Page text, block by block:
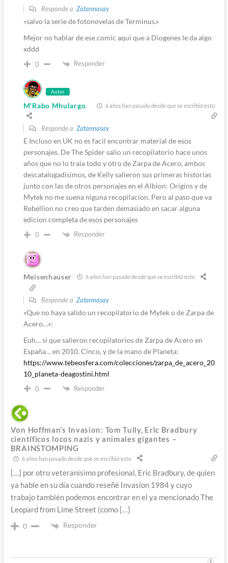
Responde a Zatannasay
«salvo la serie de fotonovelas de Terminus.»
Mejor no hablar de ese comic aqui que a Diogenes le da algo
xddd
0 Responder
Autor
M'Rabo Mhulargo 6 años han pasado desde que se escribió esto
Responde a Zatannasay
E Incluso en UK no es facil encontrar material de esos
personajes. De The Spider salio un recopilatorio hace unos
años que no lo traia todo y otro de Zarpa de Acero, ambos
descatalogadisimos, de Kelly salieron sus primeras historias
junto con las de otros personajes en el Albion: Origins y de
Mytek no me suena niguna recopilacion. Pero al paso que va
Rebellion no creo que tarden demasiado en sacar alguna
edicion completa de esos personajes
0 Responder
Meisenhauser 6 años han pasado desde que se escribió esto
Responde a Zatannasay
«Que no haya salido un recopilatorio de Mytek o de Zarpa de
Acero…»:
Euh… sí que salieron recopilatorios de Zarpa de Acero en
España… en 2010. Cinco, y de la mano de Planeta:
https://www.tebeosfera.com/colecciones/zarpa_de_acero_20
10_planeta-deagostini.html
0 Responder
Von Hoffman’s Invasion: Tom Tully, Eric Bradbury
científicos locos nazis y animales gigantes –
BRAINSTOMPING
6 años han pasado desde que se escribió esto
[…] por otro veteranisimo profesional, Eric Bradbury, de quien
ya hable en su día cuando reseñé Invasion 1984 y cuyo
trabajo también podemos encontrar en el ya mencionado The
Leopard from Lime Street (como […]
0 Responder